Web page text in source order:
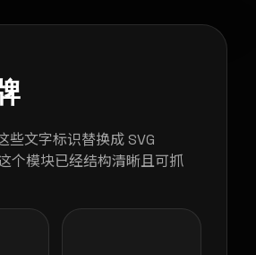
些文字标识替换成 SVG
个模块已经结构清晰且可抓